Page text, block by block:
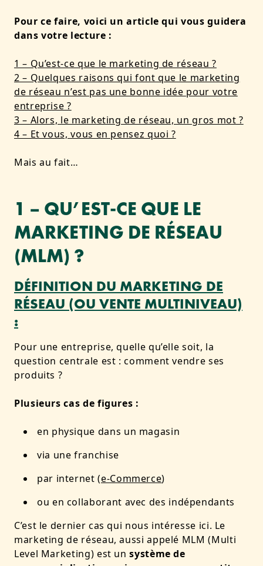
Pour ce faire, voici un article qui vous guidera
dans votre lecture :
1 – Qu’est-ce que le marketing de réseau ?
2 – Quelques raisons qui font que le marketing
de réseau n’est pas une bonne idée pour votre
entreprise ?
3 – Alors, le marketing de réseau, un gros mot ?
4 – Et vous, vous en pensez quoi ?
Mais au fait…
1 – QU’EST-CE QUE LE
MARKETING DE RÉSEAU
(MLM) ?
DÉFINITION DU MARKETING DE
RÉSEAU (OU VENTE MULTINIVEAU)
:
Pour une entreprise, quelle qu’elle soit, la
question centrale est : comment vendre ses
produits ?
Plusieurs cas de figures :
en physique dans un magasin
via une franchise
par internet (e-Commerce)
ou en collaborant avec des indépendants
C’est le dernier cas qui nous intéresse ici. Le
marketing de réseau, aussi appelé MLM (Multi
Level Marketing) est unsystème de